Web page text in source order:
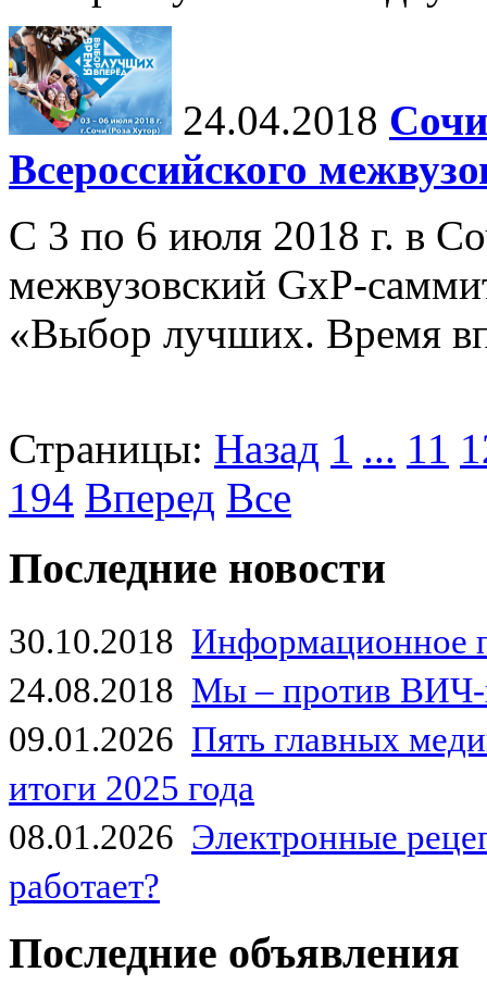
24.04.2018
Всероссийского
С 3 по 6 июля 2018 г. в
межвузовский GxP-
«Выбор лучших. Время
Страницы: Назад 1 ... 11
194 Вперед Все
Последние новости
30.10.2018 Информационное
24.08.2018 Мы – против
09.01.2026 Пять главных
итоги 2025 года
08.01.2026 Электронные
работает?
Последние объявления